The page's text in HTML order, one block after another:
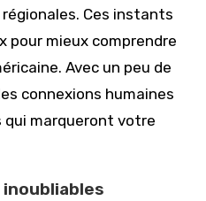
Ces instants
pour mieux comprendre
Avec un peu de
connexions humaines
marqueront votre